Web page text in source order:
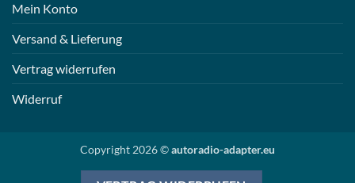
Mein Konto
Versand & Lieferung
Vertrag widerrufen
Widerruf
Copyright 2026 ©autoradio-adapter.eu